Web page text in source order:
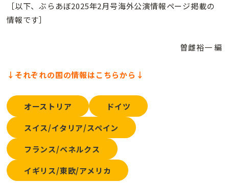
［以下、ぶらあぼ2025年2月号海外公演情報ページ掲載の
情報です］
曽雌裕一 編
↓それぞれの国の情報はこちらから↓
オーストリア
ドイツ
スイス/イタリア/スペイン
フランス/ベネルクス
イギリス/東欧/アメリカ